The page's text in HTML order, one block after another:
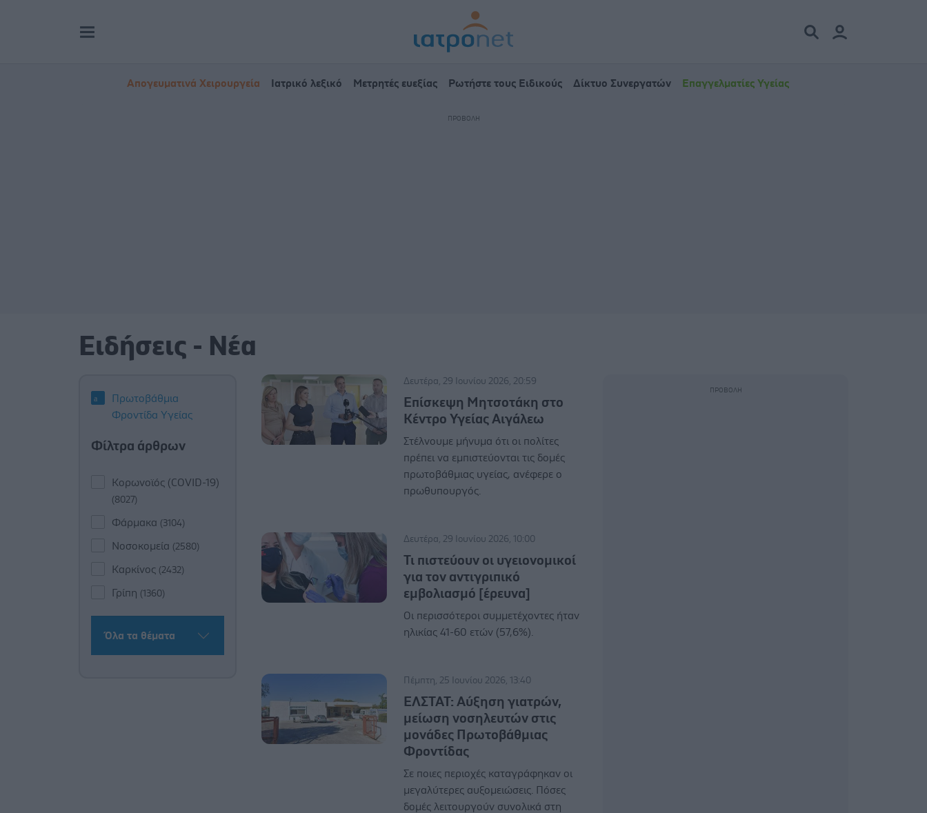
Απογευματινά Χειρουργεία Ιατρικό λεξικό Μετρητές ευεξίας Ρωτήστε τους Ειδικούς Δίκτυο Συνεργατών Επαγγελματίες Υγείας
Ειδήσεις - Νέα
Πρωτοβάθμια
Φροντίδα Υγείας
Φίλτρα άρθρων
Κορωνοϊός (COVID-19)
(8027)
Φάρμακα (3104)
Νοσοκομεία (2580)
Καρκίνος (2432)
Γρίπη (1360)
Όλα τα θέματα
Δευτέρα, 29 Ιουνίου 2026, 20:59
Επίσκεψη Μητσοτάκη στο
Κέντρο Υγείας Αιγάλεω
Στέλνουμε μήνυμα ότι οι πολίτες
πρέπει να εμπιστεύονται τις δομές
πρωτοβάθμιας υγείας, ανέφερε ο
πρωθυπουργός.
Δευτέρα, 29 Ιουνίου 2026, 10:00
Τι πιστεύουν οι υγειονομικοί
για τον αντιγριπικό
εμβολιασμό [έρευνα]
Οι περισσότεροι συμμετέχοντες ήταν
ηλικίας 41-60 ετών (57,6%).
Πέμπτη, 25 Ιουνίου 2026, 13:40
ΕΛΣΤΑΤ: Αύξηση γιατρών,
μείωση νοσηλευτών στις
μονάδες Πρωτοβάθμιας
Φροντίδας
Σε ποιες περιοχές καταγράφηκαν οι
μεγαλύτερες αυξομειώσεις. Πόσες
δομές λειτουργούν συνολικά στη